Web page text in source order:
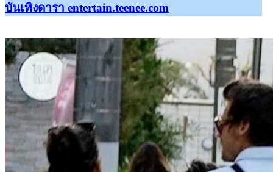
บันเทิงดารา entertain.teenee.com